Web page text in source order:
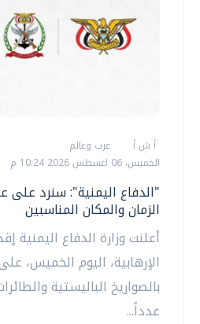
أ ش أ
عرب وعالم
الخميس، 06 اغسطس 2026 10:24 م
"الدفاع اليمنية": سنرد على
الزمان والمكان المناسبين
أعلنت وزارة الدفاع اليمنية
الإرهابية، اليوم الخميس،
بالصواريخ الباليستية
عدداً...